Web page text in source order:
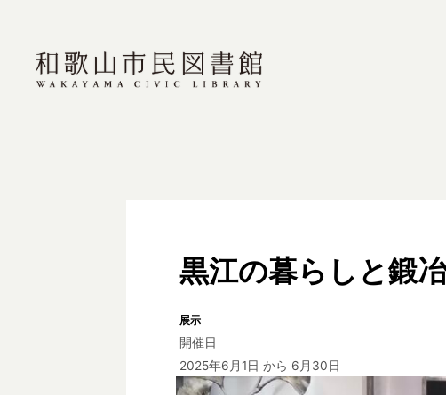
黒江の暮らしと鍛
展示
開催日
2025年6月1日 から 6月30日